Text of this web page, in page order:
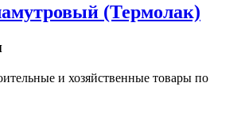
(Термолак)
и хозяйственные товары по